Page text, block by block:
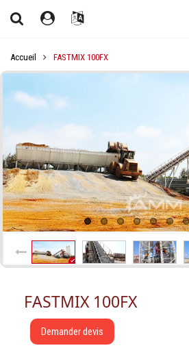
Accueil FASTMIX 100FX
FASTMIX 100FX
Demander devis